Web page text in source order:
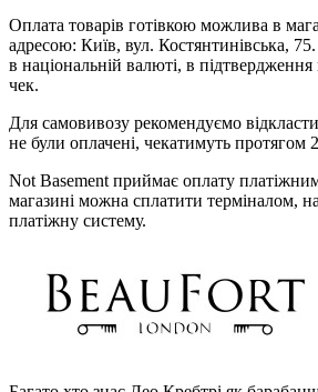
Оплата товарів готівкою можлива в
адресою: Київ, вул. Костянтинівська,
в національній валюті, в
чек.
Для самовивозу рекомендуємо
не були оплачені, чекатимуть протягом
Not Basement приймає оплату
магазині можна сплатити терміналом,
платіжну систему.